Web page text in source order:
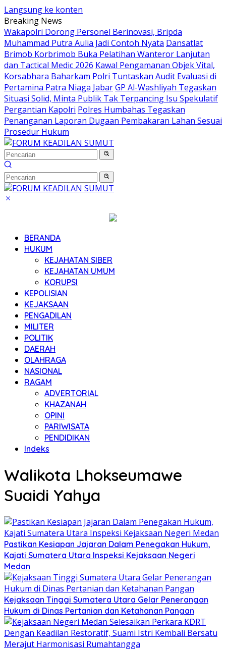
Langsung ke konten
Breaking News
Wakapolri Dorong Personel Berinovasi, Bripda
Muhammad Putra Aulia Jadi Contoh Nyata Dansatlat
Brimob Korbrimob Buka Pelatihan Wanteror Lanjutan
dan Tactical Medic 2026 Kawal Pengamanan Objek Vital,
Korsabhara Baharkam Polri Tuntaskan Audit Evaluasi di
Pertamina Patra Niaga JabarGP Al-Washliyah Tegaskan
Situasi Solid, Minta Publik Tak Terpancing Isu Spekulatif
Pergantian Kapolri Polres Humbahas Tegaskan
Penanganan Laporan Dugaan Pembakaran Lahan Sesuai
Prosedur Hukum
BERANDA
HUKUM
KEJAHATAN SIBER
KEJAHATAN UMUM
KORUPSI
KEPOLISIAN
KEJAKSAAN
PENGADILAN
MILITER
POLITIK
DAERAH
OLAHRAGA
NASIONAL
RAGAM
ADVERTORIAL
KHAZANAH
OPINI
PARIWISATA
PENDIDIKAN
Indeks
Walikota Lhokseumawe
Suaidi Yahya
Pastikan Kesiapan Jajaran Dalam Penegakan Hukum,
Kajati Sumatera Utara Inspeksi Kejaksaan Negeri
Medan
Kejaksaan Tinggi Sumatera Utara Gelar Penerangan
Hukum di Dinas Pertanian dan Ketahanan Pangan